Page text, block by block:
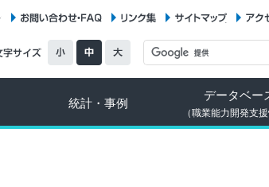
統計・事例
データベー
（職業能力開発支援